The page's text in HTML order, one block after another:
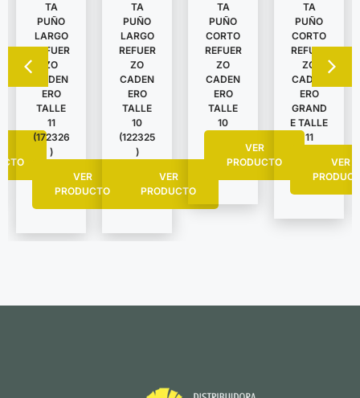
TA
PUÑO
LARGO
REFUER
ZO
CADEN
ERO
TALLE
11
(172326
)
VER
PRODUCTO
TA
PUÑO
LARGO
REFUER
ZO
CADEN
ERO
TALLE
10
(122325
)
VER
PRODUCTO
TA
PUÑO
CORTO
REFUER
ZO
CADEN
ERO
TALLE
10
VER
PRODUCTO
TA
PUÑO
CORTO
REFUER
ZO
CADEN
ERO
GRAND
E TALLE
11
VER